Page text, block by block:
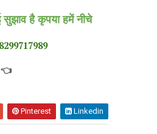
है कृपया हमें नीचे
👈
Pinterest Linkedin